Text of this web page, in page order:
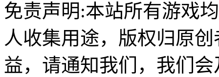
免责声明:本站所有游戏
人收集用途，版权归原
益，请通知我们，我们